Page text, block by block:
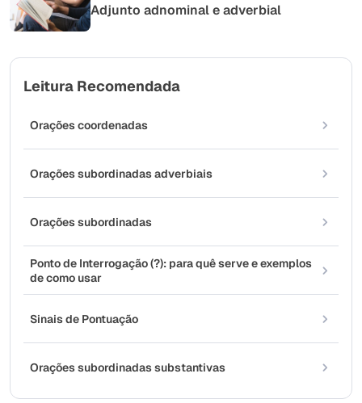
Adjunto adnominal e adverbial
Leitura Recomendada
Orações coordenadas
Orações subordinadas adverbiais
Orações subordinadas
Ponto de Interrogação (?): para quê serve e exemplos
de como usar
Sinais de Pontuação
Orações subordinadas substantivas